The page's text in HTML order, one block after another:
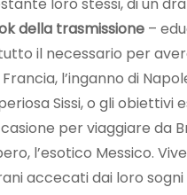
della trasmissione –
il necessario per
l’inganno di
Sissi, o gli obiettivi
per viaggiare da
l’esotico Messico.
accecati dai loro